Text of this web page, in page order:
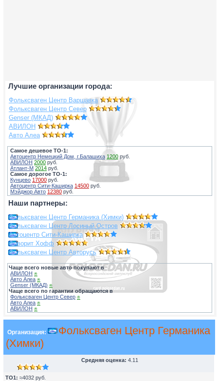
Лучшие организации города:
Фольксваген Центр Варшавка
Фольксваген Центр Север
Genser (МКАД)
АВИЛОН
Авто Алеа
Самое дешевое ТО-1:
Автоцентр Немецкий Дом, г.Балашиха 1200 руб.
АВИЛОН 2000 руб.
Атлант-М 2014 руб.
Самое дорогое ТО-1:
Кунцево 17000 руб.
Автоцентр Сити-Каширка 14500 руб.
Мэйджор Авто 12380 руб.
Наши партнеры:
Фольксваген Центр Германика (Химки)
Фольксваген Центр Лосиный Остров
Автоцентр Сити-Каширка
Фаворит Хофф
Фольксваген Центр Авторусь
Чаще всего новые авто покупают в
АВИЛОН ⍟
Авто Алеа ⍟
Genser (МКАД) ⍟
Чаще всего по гарантии обращаются в
Фольксваген Центр Север ⍟
Авто Алеа ⍟
АВИЛОН ⍟
Организация:
Фольксваген Центр Германика
(Химки)
Средняя оценка: 4.11
TO1: ≈4032 руб.